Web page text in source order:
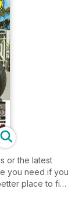
or the latest
place to find